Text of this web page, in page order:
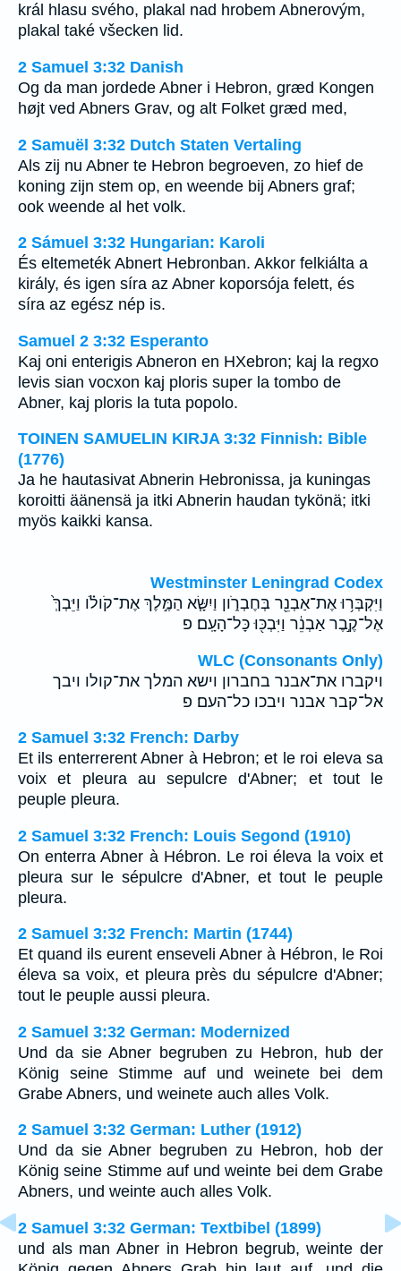
král hlasu svého, plakal nad hrobem Abnerovým,
plakal také všecken lid.
2 Samuel 3:32 Danish
Og da man jordede Abner i Hebron, græd Kongen
højt ved Abners Grav, og alt Folket græd med,
2 Samuël 3:32 Dutch Staten Vertaling
Als zij nu Abner te Hebron begroeven, zo hief de
koning zijn stem op, en weende bij Abners graf;
ook weende al het volk.
2 Sámuel 3:32 Hungarian: Karoli
És eltemeték Abnert Hebronban. Akkor felkiálta a
király, és igen síra az Abner koporsója felett, és
síra az egész nép is.
Samuel 2 3:32 Esperanto
Kaj oni enterigis Abneron en HXebron; kaj la regxo
levis sian vocxon kaj ploris super la tombo de
Abner, kaj ploris la tuta popolo.
TOINEN SAMUELIN KIRJA 3:32 Finnish: Bible
(1776)
Ja he hautasivat Abnerin Hebronissa, ja kuningas
koroitti äänensä ja itki Abnerin haudan tykönä; itki
myös kaikki kansa.
Westminster Leningrad Codex
וַיִּקְבְּר֥וּ אֶת־אַבְנֵ֖ר בְּחֶבְרֹ֑ון וַיִשָּׂ֧א הַמֶּ֣לֶךְ אֶת־קֹולֹ֗ו וַיֵּבְךְּ֙
אֶל־קֶ֣בֶר אַבְנֵ֔ר וַיִּבְכּ֖וּ כָּל־הָעָֽם׃ פ
WLC (Consonants Only)
ויקברו את־אבנר בחברון וישא המלך את־קולו ויבך
אל־קבר אבנר ויבכו כל־העם׃ פ
2 Samuel 3:32 French: Darby
Et ils enterrerent Abner à Hebron; et le roi eleva sa
voix et pleura au sepulcre d'Abner; et tout le
peuple pleura.
2 Samuel 3:32 French: Louis Segond (1910)
On enterra Abner à Hébron. Le roi éleva la voix et
pleura sur le sépulcre d'Abner, et tout le peuple
pleura.
2 Samuel 3:32 French: Martin (1744)
Et quand ils eurent enseveli Abner à Hébron, le Roi
éleva sa voix, et pleura près du sépulcre d'Abner;
tout le peuple aussi pleura.
2 Samuel 3:32 German: Modernized
Und da sie Abner begruben zu Hebron, hub der
König seine Stimme auf und weinete bei dem
Grabe Abners, und weinete auch alles Volk.
2 Samuel 3:32 German: Luther (1912)
Und da sie Abner begruben zu Hebron, hob der
König seine Stimme auf und weinte bei dem Grabe
Abners, und weinte auch alles Volk.
2 Samuel 3:32 German: Textbibel (1899)
und als man Abner in Hebron begrub, weinte der